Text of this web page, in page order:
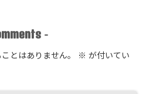
-
とはありません。 ※ が付いてい